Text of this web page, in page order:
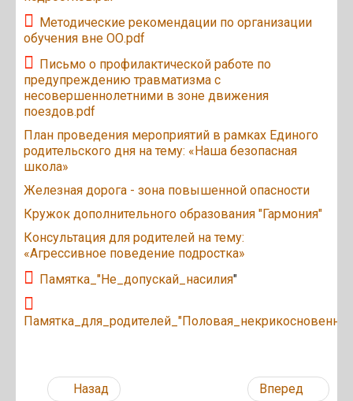
Методические рекомендации по организации
обучения вне ОО.pdf
Письмо о профилактической работе по
предупреждению травматизма с
несовершеннолетними в зоне движения
поездов.pdf
План проведения мероприятий в рамках Единого
родительского дня на тему: «Наша безопасная
школа»
Железная дорога - зона повышенной опасности
Кружок дополнительного образования "Гармония"
Консультация для родителей на тему:
«Агрессивное поведение подростка»
Памятка_"Не_допускай_насилия"
Назад Вперед